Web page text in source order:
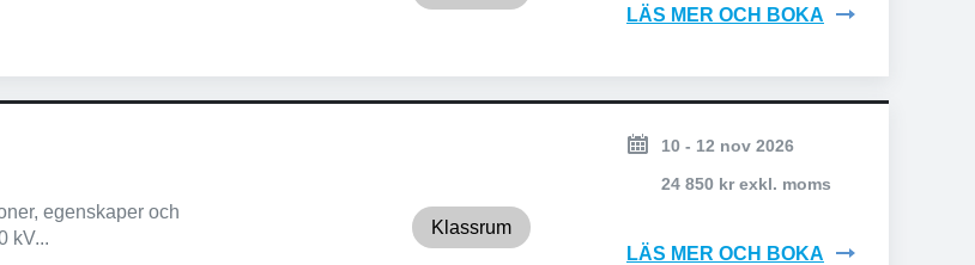
LÄS MER OCH BOKA
egenskaper och
kV...
Klassrum
10 - 12 nov 2026
24 850 kr exkl. moms
LÄS MER OCH BOKA